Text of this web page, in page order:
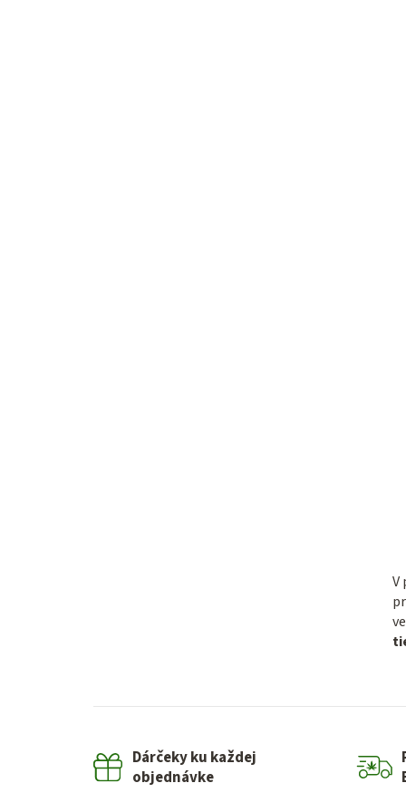
V
Dárčeky ku každej
objednávke